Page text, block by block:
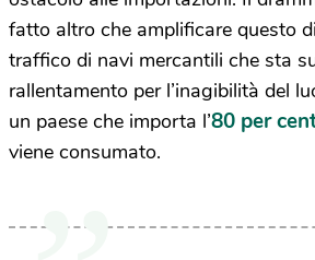
fatto altro che amplificare questo
traffico di navi mercantili che sta
rallentamento per l’inagibilità del
un paese che importa l’80 per
viene consumato.